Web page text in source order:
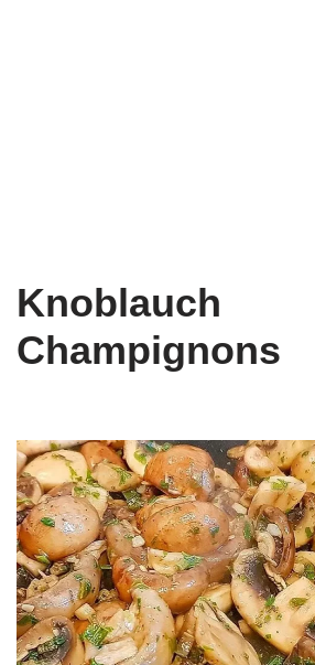
Knoblauch
Champignons